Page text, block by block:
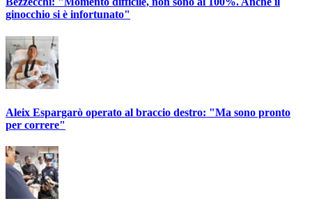
ginocchio si è infortunato"
Aleix Espargarò operato al braccio destro: "Ma sono pronto
per correre"